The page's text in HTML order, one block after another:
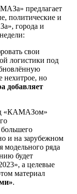
предлагает
политические и
города и
свои
логистики под
нехитрое, но
добавляет
«КАМАЗом»
и на зарубежном
модельного ряда
будет
а целевые
материал
.